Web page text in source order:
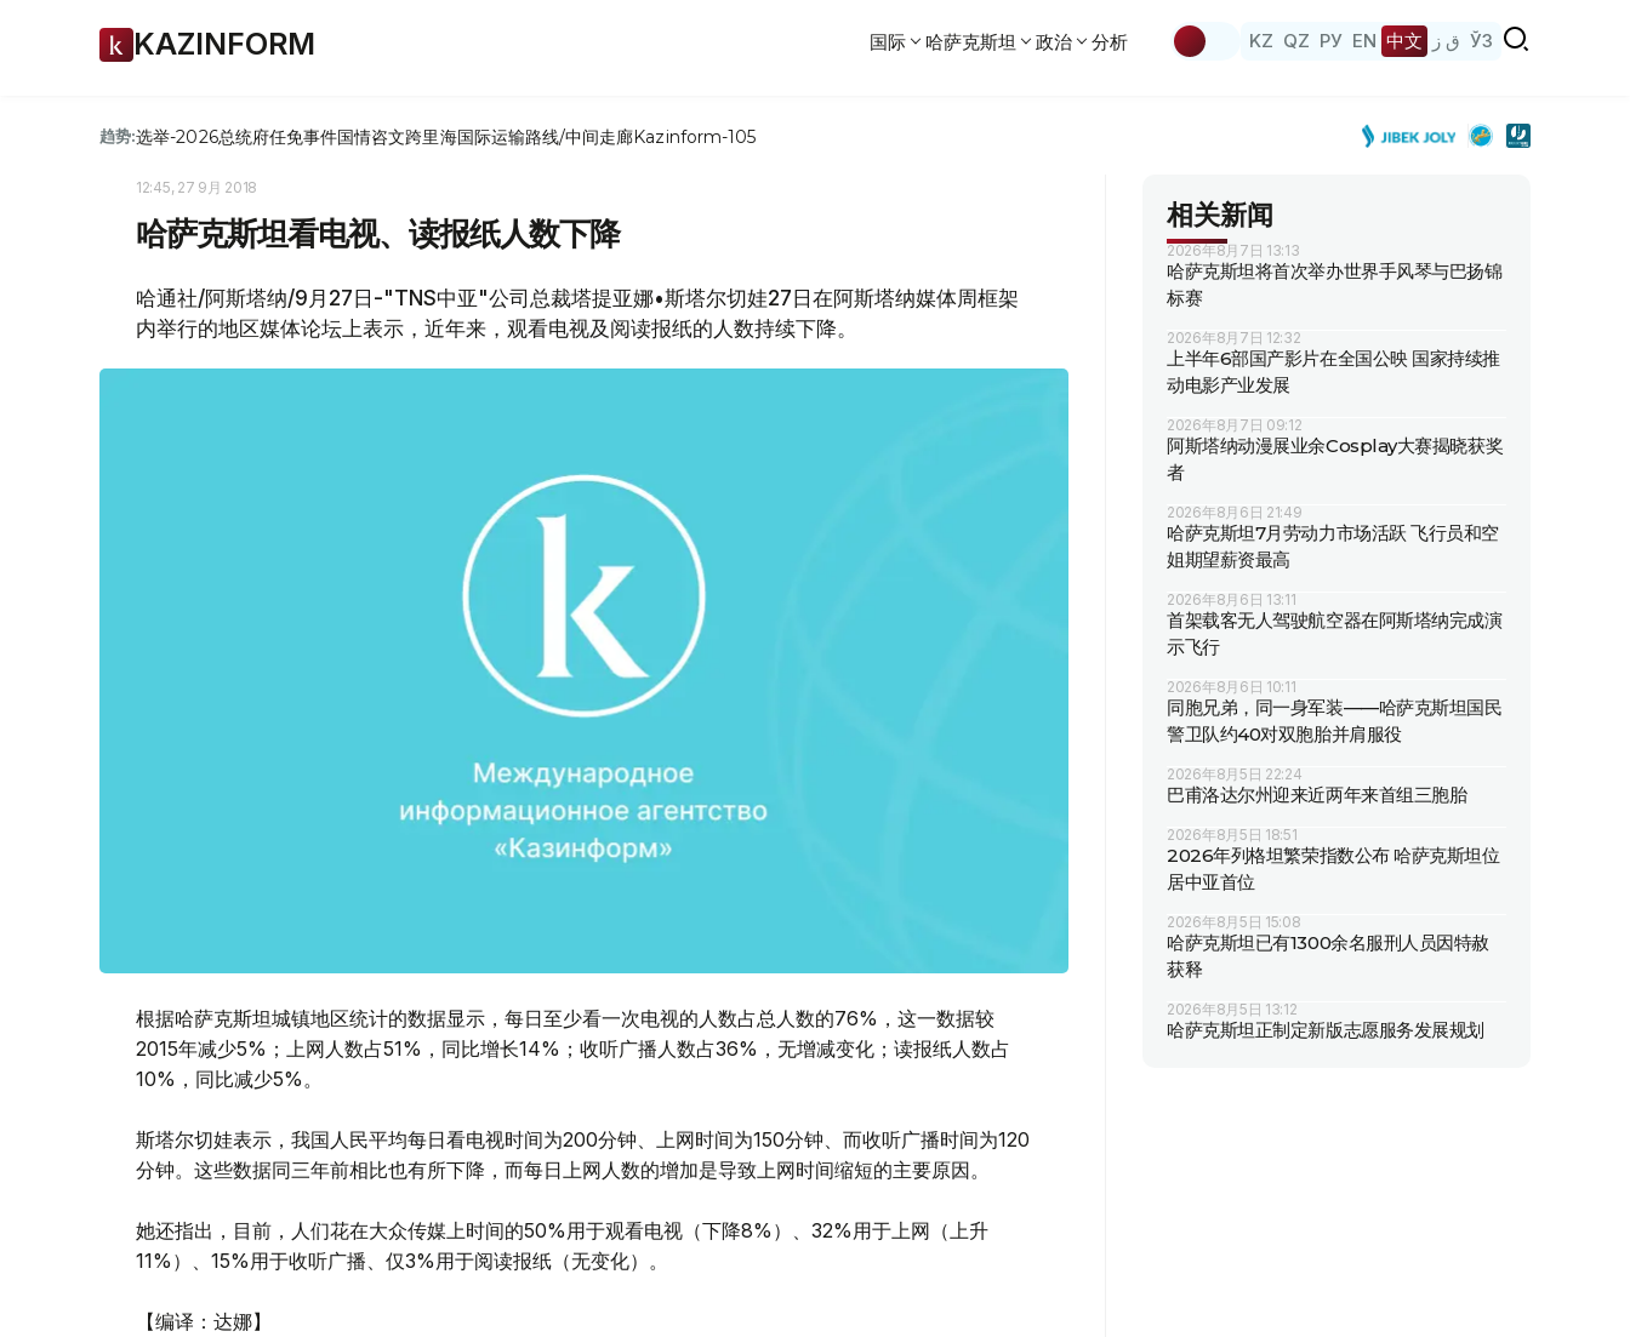
KAZINFORM 国际 哈萨克斯坦 政治 分析 KZ QZ РУ EN 中文 ق ز ЎЗ
趋势:选举-2026总统府任免事件国情咨文跨里海国际运输路线/中间走廊Kazinform-105
12:45, 27 9月 2018
哈萨克斯坦看电视、读报纸人数下降
哈通社/阿斯塔纳/9月27日-"TNS中亚"公司总裁塔提亚娜•斯塔尔切娃27日在阿斯塔纳媒体周框架
内举行的地区媒体论坛上表示，近年来，观看电视及阅读报纸的人数持续下降。
根据哈萨克斯坦城镇地区统计的数据显示，每日至少看一次电视的人数占总人数的76%，这一数据较
2015年减少5%；上网人数占51%，同比增长14%；收听广播人数占36%，无增减变化；读报纸人数占
10%，同比减少5%。
斯塔尔切娃表示，我国人民平均每日看电视时间为200分钟、上网时间为150分钟、而收听广播时间为120
分钟。这些数据同三年前相比也有所下降，而每日上网人数的增加是导致上网时间缩短的主要原因。
她还指出，目前，人们花在大众传媒上时间的50%用于观看电视（下降8%）、32%用于上网（上升
11%）、15%用于收听广播、仅3%用于阅读报纸（无变化）。
【编译：达娜】
相关新闻
2026年8月7日 13:13
哈萨克斯坦将首次举办世界手风琴与巴扬锦
标赛
2026年8月7日 12:32
上半年6部国产影片在全国公映 国家持续推
动电影产业发展
2026年8月7日 09:12
阿斯塔纳动漫展业余Cosplay大赛揭晓获奖
者
2026年8月6日 21:49
哈萨克斯坦7月劳动力市场活跃 飞行员和空
姐期望薪资最高
2026年8月6日 13:11
首架载客无人驾驶航空器在阿斯塔纳完成演
示飞行
2026年8月6日 10:11
同胞兄弟，同一身军装——哈萨克斯坦国民
警卫队约40对双胞胎并肩服役
2026年8月5日 22:24
巴甫洛达尔州迎来近两年来首组三胞胎
2026年8月5日 18:51
2026年列格坦繁荣指数公布 哈萨克斯坦位
居中亚首位
2026年8月5日 15:08
哈萨克斯坦已有1300余名服刑人员因特赦
获释
2026年8月5日 13:12
哈萨克斯坦正制定新版志愿服务发展规划